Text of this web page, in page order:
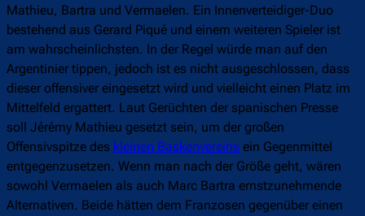
Mathieu, Bartra und Vermaelen. Ein Innenverteidiger-Duo
bestehend aus Gerard Piqué und einem weiteren Spieler ist
am wahrscheinlichsten. In der Regel würde man auf den
Argentinier tippen, jedoch ist es nicht ausgeschlossen, dass
dieser offensiver eingesetzt wird und vielleicht einen Platz im
Mittelfeld ergattert. Laut Gerüchten der spanischen Presse
soll Jérémy Mathieu gesetzt sein, um der großen
Offensivspitze des kleinen Baskenvereins ein Gegenmittel
entgegenzusetzen. Wenn man nach der Größe geht, wären
sowohl Vermaelen als auch Marc Bartra ernstzunehmende
Alternativen. Beide hätten dem Franzosen gegenüber einen